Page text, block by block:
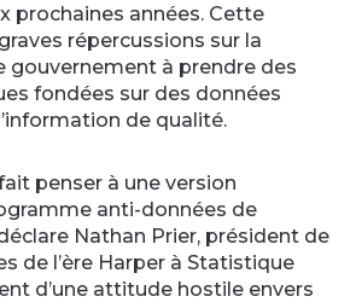
prochaines années. Cette
répercussions sur la
gouvernement à prendre des
fondées sur des données
de qualité.
penser à une version
anti-données de
Nathan Prier, président de
de l’ère Harper à Statistique
d’une attitude hostile envers